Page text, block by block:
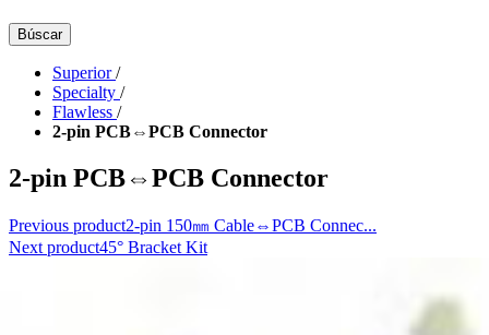
Búscar
Superior /
Specialty /
Flawless /
2-pin PCB⇔PCB Connector
2-pin PCB⇔PCB Connector
Previous product2-pin 150㎜ Cable⇔PCB Connec...
Next product45° Bracket Kit